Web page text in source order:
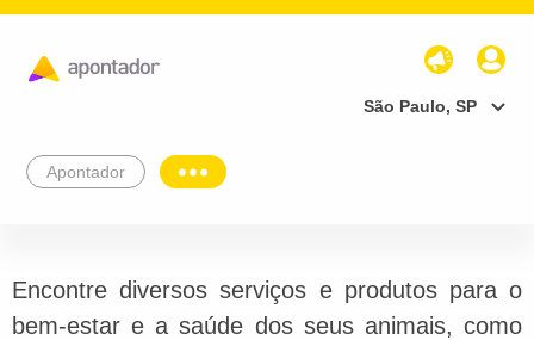
São Paulo, SP
Apontador
Encontre diversos serviços e produtos para o
bem-estar e a saúde dos seus animais, como